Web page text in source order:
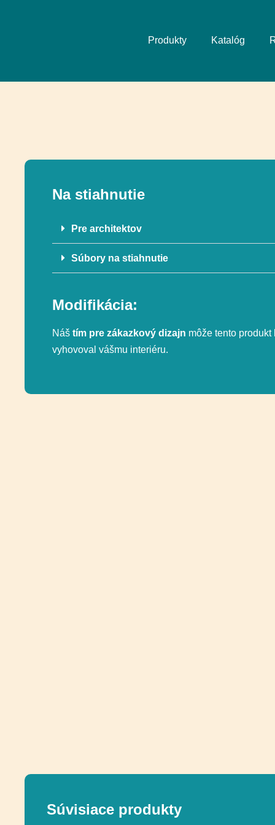
Produkty Katalóg
Na stiahnutie
Pre architektov
Súbory na stiahnutie
Modifikácia:
Náš tím pre zákazkový dizajn môže tento
vyhovoval vášmu interiéru.
Súvisiace produkty